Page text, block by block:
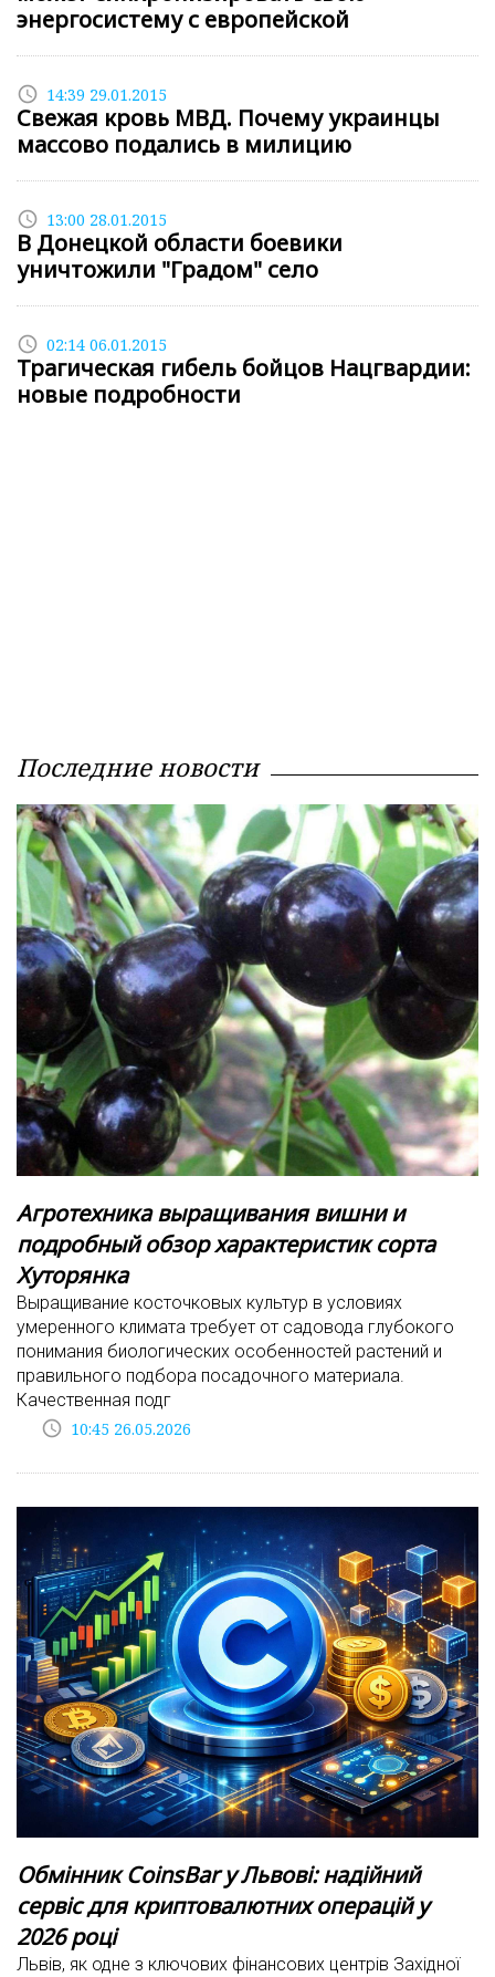
энергосистему с европейской
access_time 14:39 29.01.2015
Свежая кровь МВД. Почему украинцы
массово подались в милицию
access_time 13:00 28.01.2015
В Донецкой области боевики
уничтожили "Градом" село
access_time 02:14 06.01.2015
Трагическая гибель бойцов Нацгвардии:
новые подробности
Последние новости
Агротехника выращивания вишни и
подробный обзор характеристик сорта
Хуторянка
Выращивание косточковых культур в условиях
умеренного климата требует от садовода глубокого
понимания биологических особенностей растений и
правильного подбора посадочного материала.
Качественная подг
access_time 10:45 26.05.2026
Обмінник CoinsBar у Львові: надійний
сервіс для криптовалютних операцій у
2026 році
Львів, як одне з ключових фінансових центрів Західної